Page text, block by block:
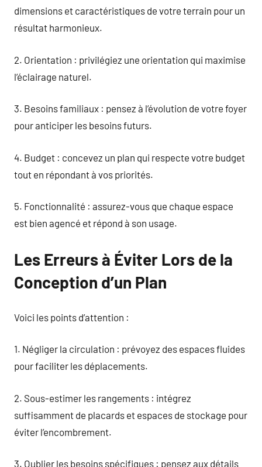
dimensions et caractéristiques de votre terrain pour un
résultat harmonieux.
2. Orientation : privilégiez une orientation qui maximise
l’éclairage naturel.
3. Besoins familiaux : pensez à l’évolution de votre foyer
pour anticiper les besoins futurs.
4. Budget : concevez un plan qui respecte votre budget
tout en répondant à vos priorités.
5. Fonctionnalité : assurez-vous que chaque espace
est bien agencé et répond à son usage.
Les Erreurs à Éviter Lors de la
Conception d’un Plan
Voici les points d’attention :
1. Négliger la circulation : prévoyez des espaces fluides
pour faciliter les déplacements.
2. Sous-estimer les rangements : intégrez
suffisamment de placards et espaces de stockage pour
éviter l’encombrement.
3. Oublier les besoins spécifiques : pensez aux détails